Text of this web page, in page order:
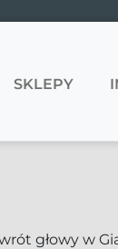
SKLEPY
głowy w